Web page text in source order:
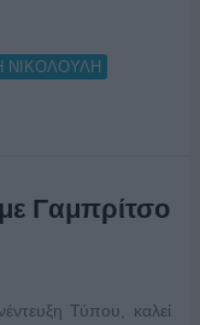
ΝΙΚΟΛΟΥΛΗ
Γαμπρίτσο
Τύπου, καλεί